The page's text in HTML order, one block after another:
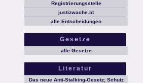
Registrierungsstelle
justizwache.at
alle Entscheidungen
Gesetze
alle Gesetze
Literatur
Das neue Anti-Stalking-Gesetz; Schutz